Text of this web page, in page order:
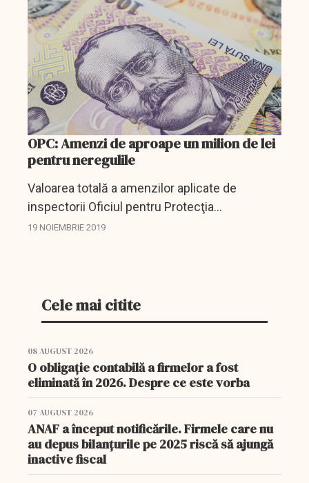
OPC: Amenzi de aproape un milion de lei
pentru neregulile
Valoarea totală a amenzilor aplicate de
inspectorii Oficiul pentru Protecţia
Consumatorului (OPC) Sălaj, în cursul anului
19 NOIEMBRIE 2019
Cele mai citite
08 AUGUST 2026
O obligație contabilă a firmelor a fost
eliminată în 2026. Despre ce este vorba
07 AUGUST 2026
ANAF a început notificările. Firmele care nu
au depus bilanțurile pe 2025 riscă să ajungă
inactive fiscal